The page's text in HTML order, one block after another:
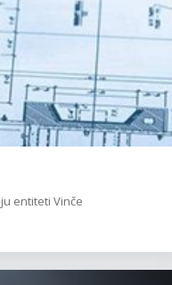
entiteti Vinče